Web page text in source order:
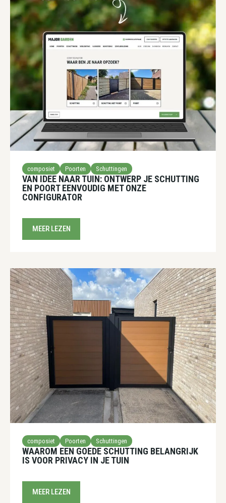
composiet Poorten Schuttingen
VAN IDEE NAAR TUIN: ONTWERP JE SCHUTTING
EN POORT EENVOUDIG MET ONZE
CONFIGURATOR
MEER LEZEN
composiet Poorten Schuttingen
WAAROM EEN GOEDE SCHUTTING BELANGRIJK
IS VOOR PRIVACY IN JE TUIN
MEER LEZEN